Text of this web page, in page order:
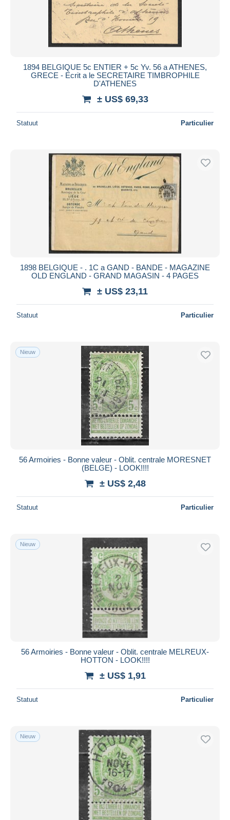
1894 BELGIQUE 5c ENTIER + 5c Yv. 56 a ATHENES,
GRECE - Ecrit a le SECRETAIRE TIMBROPHILE
D'ATHENES
± US$ 69,33
Statuut Particulier
1898 BELGIQUE - . 1C a GAND - BANDE - MAGAZINE
OLD ENGLAND - GRAND MAGASIN - 4 PAGES
± US$ 23,11
Statuut Particulier
Nieuw
56 Armoiries - Bonne valeur - Oblit. centrale MORESNET
(BELGE) - LOOK!!!!
± US$ 2,48
Statuut Particulier
Nieuw
56 Armoiries - Bonne valeur - Oblit. centrale MELREUX-
HOTTON - LOOK!!!!
± US$ 1,91
Statuut Particulier
Nieuw